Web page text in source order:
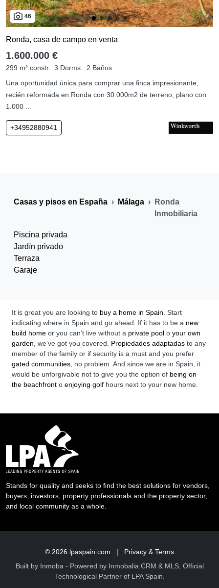
46
Ronda, casa de campo en venta
1.600.000 €
299 m² constr. 3 Dorms.
2 Baños
Una oportunidad única para comprar una finca impresionante,
recién reformada en Ronda con 30.000m2 de terreno, plano con
1.000 ...
+34952880941
Casas y pisos en España Málaga
Ronda
Inmobiliaria
Piscina privada
Jardín privado
Terraza
Garaje
It is great you are looking to buy a home in Spain . Start
indicating where in Spain and go ahead. If it has to be a new
build home or you can’t live without a private pool o your own
garden , we’ve got you covered. Propiedades adaptadas to any
member of the family or if security is a must and you prefer
gated communities , no problem. And since we are in Spain, it
would be unforgivable not to give you the option of being on
the beachfront o enjoying golf hours next to your new home.
Stands for quality and seeks to find the best solutions for vendors,
buyers, investors, property professionals and the property sector,
and local community as a whole.
© 2026 lpaspain.com |
Privacy & Terms
Built by Inmoba - Powered by Inmobalia CRM & MLS, Official
Technological Partner of LPA Spain.